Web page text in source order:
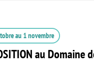
au 1 novembre
au Domaine